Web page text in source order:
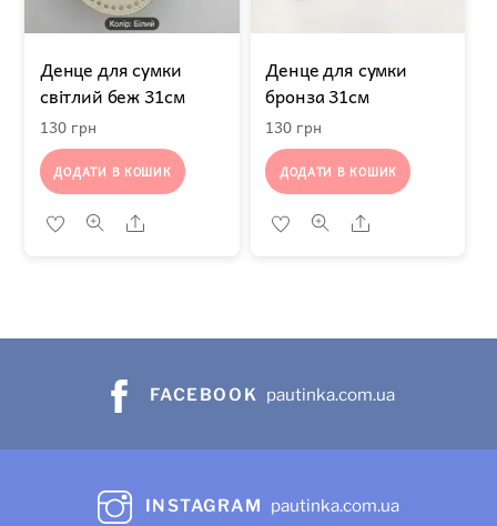
Денце для сумки
світлий беж 31см
130 грн
ДОДАТИ В КОШИК
Share
Денце для сумки
бронза 31см
130 грн
ДОДАТИ В КОШИК
Share
FACEBOOK pautinka.com.ua
INSTAGRAM pautinka.com.ua